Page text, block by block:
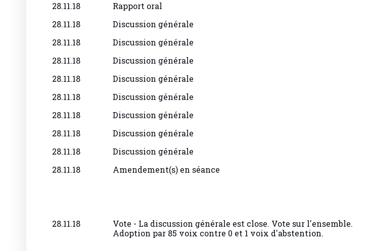
28.11.18
Rapport oral
28.11.18
Discussion générale
28.11.18
Discussion générale
28.11.18
Discussion générale
28.11.18
Discussion générale
28.11.18
Discussion générale
28.11.18
Discussion générale
28.11.18
Discussion générale
28.11.18
Discussion générale
28.11.18
Amendement(s) en séance
28.11.18
Vote - La discussion générale est close. Vote sur l'ensemble.
Adoption par 85 voix contre 0 et 1 voix d'abstention.